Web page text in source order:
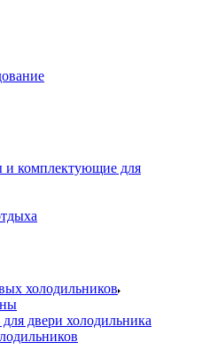
и комплектующие для
холодильников
двери холодильника